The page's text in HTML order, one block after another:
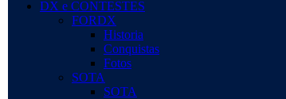
DX e CONTESTES
FORDX
Historia
Conquistas
Fotos
SOTA
SOTA